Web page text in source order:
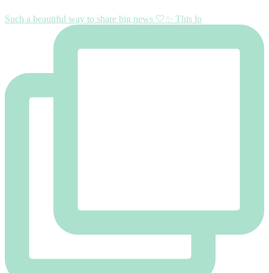
Such a beautiful way to share big news 🤍✨ This lo